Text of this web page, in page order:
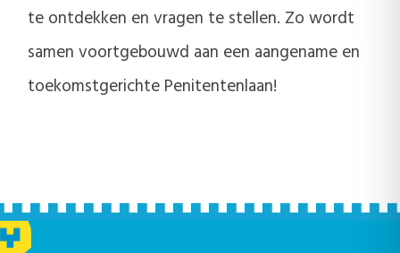
te ontdekken en vragen te stellen. Zo wordt
samen voortgebouwd aan een aangename en
toekomstgerichte Penitentenlaan!